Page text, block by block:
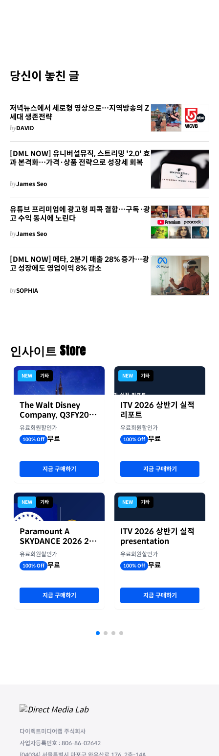
당신이 놓친 글
저녁뉴스에서 세로형 영상으로…지역방송의 Z
세대 생존전략
byDAVID
[DML NOW] 유니버설뮤직, 스트리밍 '2.0' 효
과 본격화…가격·상품 전략으로 성장세 회복
byJames Seo
유튜브 프리미엄에 광고형 피콕 결합…구독·광
고 수익 동시에 노린다
byJames Seo
[DML NOW] 메타, 2분기 매출 28% 증가…광
고 성장에도 영업이익 8% 감소
bySOPHIA
인사이트 Store
NEW 기타
The Walt Disney
Company, Q3FY2026
실적자료
유료회원할인가
100% Off 무료
지금 구매하기
NEW 기타
Paramount A
SKYDANCE 2026 2분
기 실적
유료회원할인가
100% Off 무료
지금 구매하기
NEW 기타
ITV 2026 상반기 실적
리포트
유료회원할인가
100% Off 무료
지금 구매하기
NEW 기타
ITV 2026 상반기 실적
presentation
유료회원할인가
100% Off 무료
지금 구매하기
다이렉트미디어랩 주식회사
사업자등록번호 : 806-86-02642